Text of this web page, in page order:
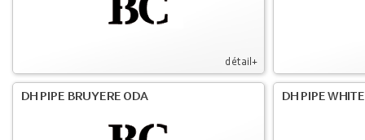
détail+
DH PIPE BRUYERE ODA DH PIPE